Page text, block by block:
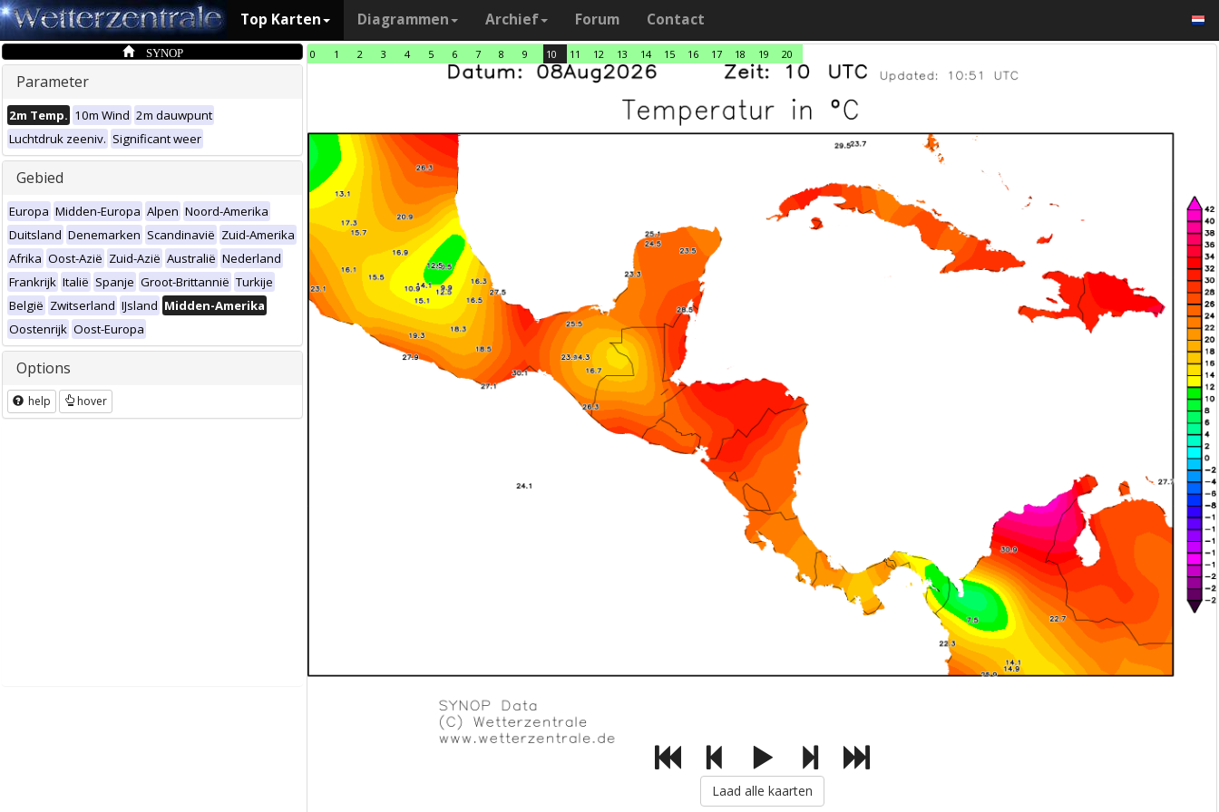
Top Karten Diagrammen Archief Forum Contact
SYNOP
Parameter
2m Temp. 10m Wind 2m dauwpunt
Luchtdruk zeeniv. Significant weer
Gebied
Europa Midden-Europa Alpen Noord-Amerika
Duitsland Denemarken Scandinavië Zuid-Amerika
Afrika Oost-Azië Zuid-Azië Australië Nederland
Frankrijk Italië Spanje Groot-Brittannië Turkije
België Zwitserland IJsland Midden-Amerika
Oostenrijk Oost-Europa
Options
help hover
0 1 2 3 4 5 6 7 8 9 10 11 12 13 14 15 16 17 18 19 20
Laad alle kaarten